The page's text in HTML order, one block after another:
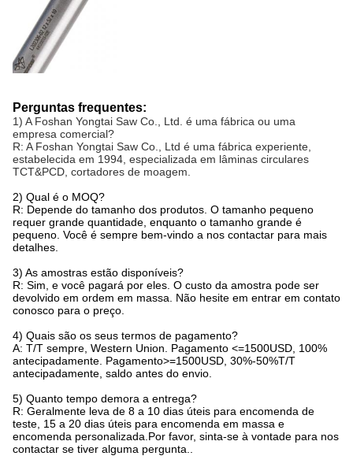
Perguntas frequentes:
1) A Foshan Yongtai Saw Co., Ltd. é uma fábrica ou uma
empresa comercial?
R: A Foshan Yongtai Saw Co., Ltd é uma fábrica experiente,
estabelecida em 1994, especializada em lâminas circulares
TCT&PCD, cortadores de moagem.
2) Qual é o MOQ?
R: Depende do tamanho dos produtos. O tamanho pequeno
requer grande quantidade, enquanto o tamanho grande é
pequeno. Você é sempre bem-vindo a nos contactar para mais
detalhes.
3) As amostras estão disponíveis?
R: Sim, e você pagará por eles. O custo da amostra pode ser
devolvido em ordem em massa. Não hesite em entrar em contato
conosco para o preço.
4) Quais são os seus termos de pagamento?
A: T/T sempre, Western Union. Pagamento <=1500USD, 100%
antecipadamente. Pagamento>=1500USD, 30%-50%T/T
antecipadamente, saldo antes do envio.
5) Quanto tempo demora a entrega?
R: Geralmente leva de 8 a 10 dias úteis para encomenda de
teste, 15 a 20 dias úteis para encomenda em massa e
encomenda personalizada.Por favor, sinta-se à vontade para nos
contactar se tiver alguma pergunta..